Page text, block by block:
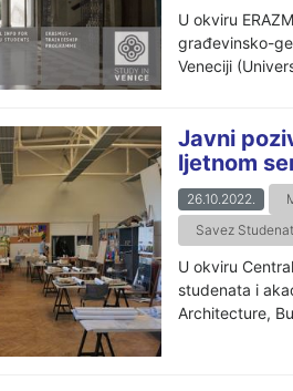
U okviru
građevinsko-
Veneciji
Javni
ljetnom
26.10.2022.
Savez
U okviru
studenata i
Architecture,